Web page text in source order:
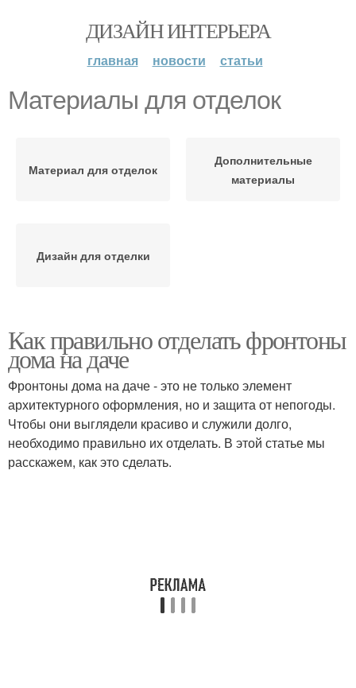
ДИЗАЙН ИНТЕРЬЕРА
главная новости статьи
Материалы для отделок
Материал для отделок
Дополнительные
материалы
Дизайн для отделки
Как правильно отделать фронтоны
дома на даче
Фронтоны дома на даче - это не только элемент
архитектурного оформления, но и защита от непогоды.
Чтобы они выглядели красиво и служили долго,
необходимо правильно их отделать. В этой статье мы
расскажем, как это сделать.